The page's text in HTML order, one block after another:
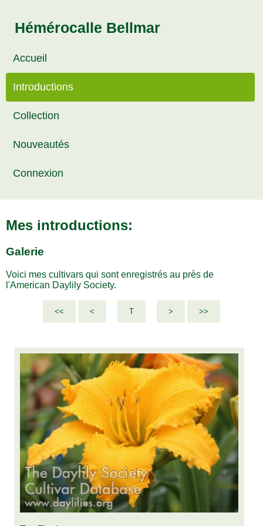
Hémérocalle Bellmar
Accueil
Introductions
Collection
Nouveautés
Connexion
Mes introductions:
Galerie
Voici mes cultivars qui sont enregistrés au près de
l'American Daylily Society.
T